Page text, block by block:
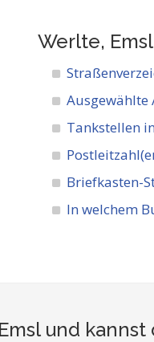
Werlte,
Ausgewählte
Tankstellen
Briefkasten-
In welchem
und